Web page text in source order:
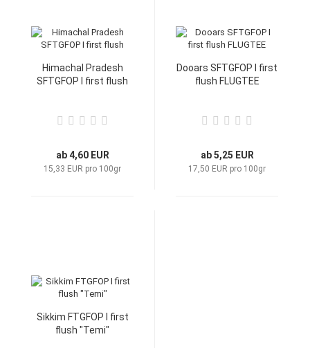
Himachal Pradesh
SFTGFOP I first flush
ab 4,60 EUR
15,33 EUR pro 100gr
Dooars SFTGFOP I first
flush FLUGTEE
ab 5,25 EUR
17,50 EUR pro 100gr
Sikkim FTGFOP I first
flush "Temi"